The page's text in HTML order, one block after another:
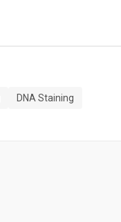
DNA Staining